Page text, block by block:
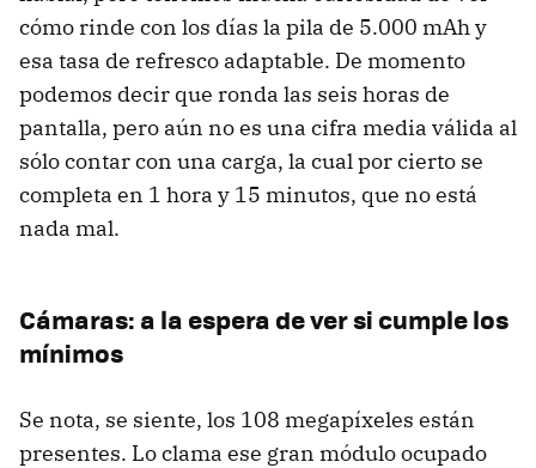
cómo rinde con los días la pila de 5.000 mAh y
esa tasa de refresco adaptable. De momento
podemos decir que ronda las seis horas de
pantalla, pero aún no es una cifra media válida al
sólo contar con una carga, la cual por cierto se
completa en 1 hora y 15 minutos, que no está
nada mal.
Cámaras: a la espera de ver si cumple los
mínimos
Se nota, se siente, los 108 megapíxeles están
presentes. Lo clama ese gran módulo ocupado